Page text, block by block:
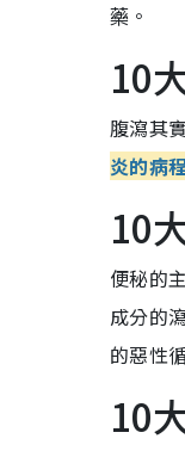
藥。
10
腹瀉其
炎的病
10
便秘的
成分的
的惡性
10